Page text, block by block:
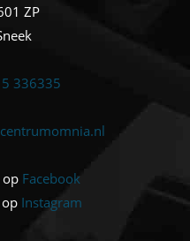
ZP
336335
op Facebook
Instagram